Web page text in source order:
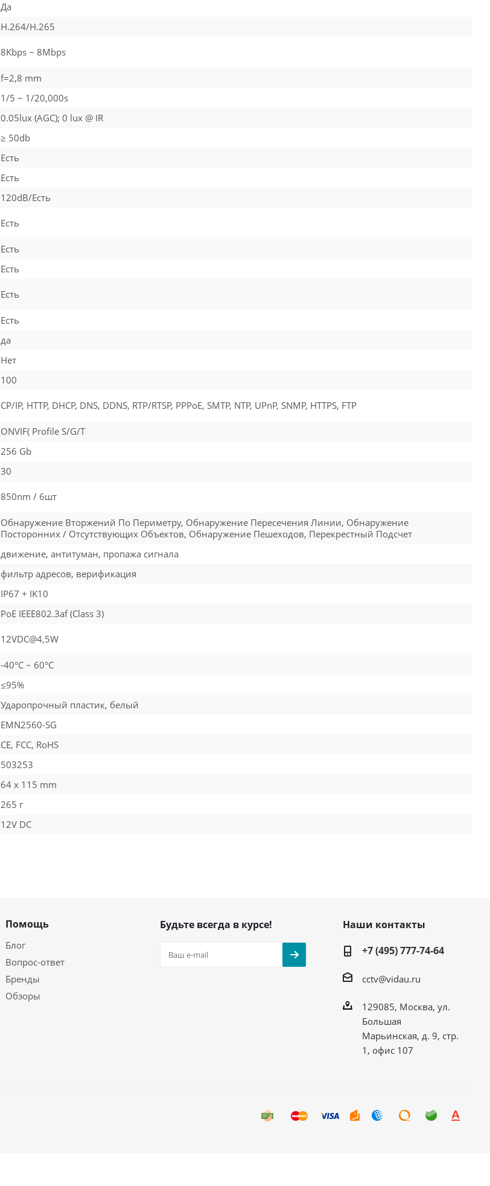
Да
H.264/H.265
8Kbps ~ 8Mbps
f=2,8 mm
1/5 ~ 1/20,000s
0.05lux (AGC); 0 lux @ IR
≥ 50db
Есть
Есть
120dB/Есть
Есть
Есть
Есть
Есть
Есть
да
Нет
100
CP/IP, HTTP, DHCP, DNS, DDNS, RTP/RTSP, PPPoE, SMTP, NTP, UPnP, SNMP, HTTPS, FTP
ONVIF( Profile S/G/T
256 Gb
30
850nm / 6шт
Обнаружение Вторжений По Периметру, Обнаружение Пересечения Линии, Обнаружение
Посторонних / Отсутствующих Объектов, Обнаружение Пешеходов, Перекрестный Подсчет
движение, антитуман, пропажа сигнала
фильтр адресов, верификация
IP67 + IK10
PoE IEEE802.3af (Class 3)
12VDC@4,5W
-40°C ~ 60°C
≤95%
Ударопрочный пластик, белый
EMN2560-SG
CE, FCC, RoHS
503253
64 x 115 mm
265 г
12V DC
Помощь
Блог
Вопрос-ответ
Бренды
Обзоры
Будьте всегда в курсе!
Наши контакты
+7 (495) 777-74-64
cctv@vidau.ru
129085, Москва, ул.
Большая
Марьинская, д. 9, стр.
1, офис 107